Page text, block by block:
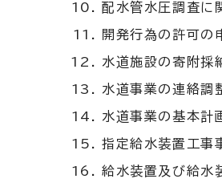
配水管水圧調査に
開発行為の許可の
水道施設の寄附採
水道事業の連絡調
水道事業の基本計
指定給水装置工事
給水装置及び給水